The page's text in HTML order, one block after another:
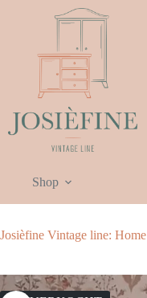
Shop
Josièfine Vintage line: Home